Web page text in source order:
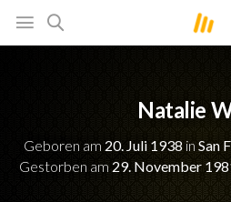
Natalie
Geboren am 20. Juli 1938in San
Gestorben am 29. November